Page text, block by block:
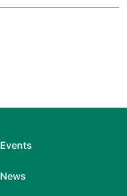
Events
News